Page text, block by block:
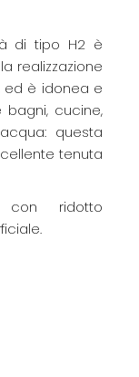
di tipo H2 è
realizzazione
ed è idonea e
cucine,
questa
tenuta
con ridotto